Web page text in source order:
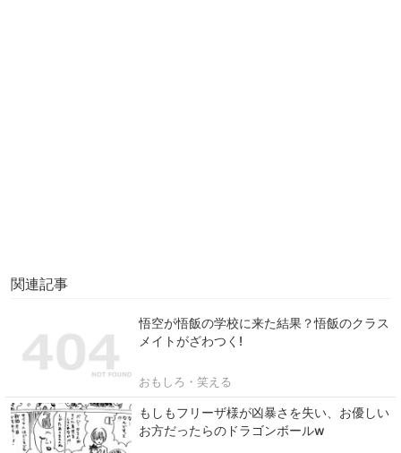
関連記事
悟空が悟飯の学校に来た結果？悟飯のクラス
メイトがざわつく!
おもしろ・笑える
もしもフリーザ様が凶暴さを失い、お優しい
お方だったらのドラゴンボールw